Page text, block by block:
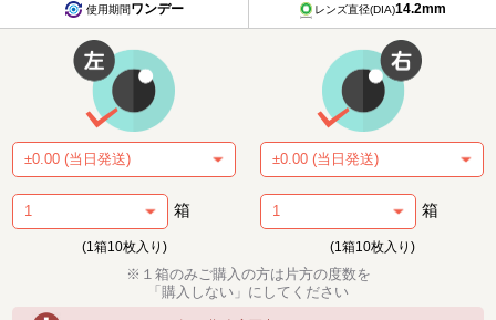
使用期間ワンデー レンズ直径(DIA)14.2mm
箱
(1箱10枚入り)
箱
(1箱10枚入り)
※１箱のみご購入の方は片方の度数を
「購入しない」にしてください